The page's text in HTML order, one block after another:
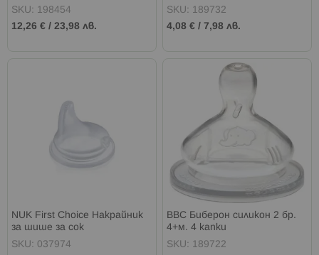
поток 3,4 и 5
SKU: 198454
12,26 € / 23,98 лв.
SKU: 189732
4,08 € / 7,98 лв.
NUK First Choice Накрайник
за шише за сок
SKU: 037974
BBC Биберон силикон 2 бр.
4+м. 4 капки
SKU: 189722